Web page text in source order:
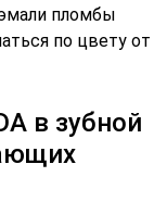
пломбы
по цвету от
в зубной